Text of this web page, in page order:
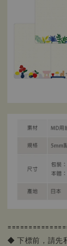
◆ 下標前，請先